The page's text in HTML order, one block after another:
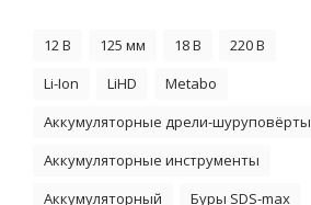
12 В 125 мм 18 В
220 В
Li-Ion
LiHD
Metabo
Аккумуляторные дрели-шуруповёрты
Аккумуляторные инструменты
Аккумуляторный
Буры SDS-max